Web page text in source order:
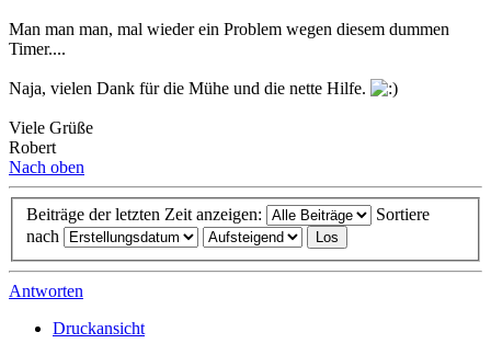
Man man man, mal wieder ein Problem wegen diesem dummen
Timer....
Naja, vielen Dank für die Mühe und die nette Hilfe.
Viele Grüße
Robert
Nach oben
Beiträge der letzten Zeit anzeigen:
Sortiere
nach
Antworten
Druckansicht